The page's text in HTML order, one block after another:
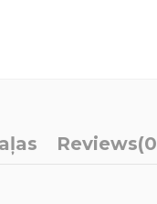
Reviews